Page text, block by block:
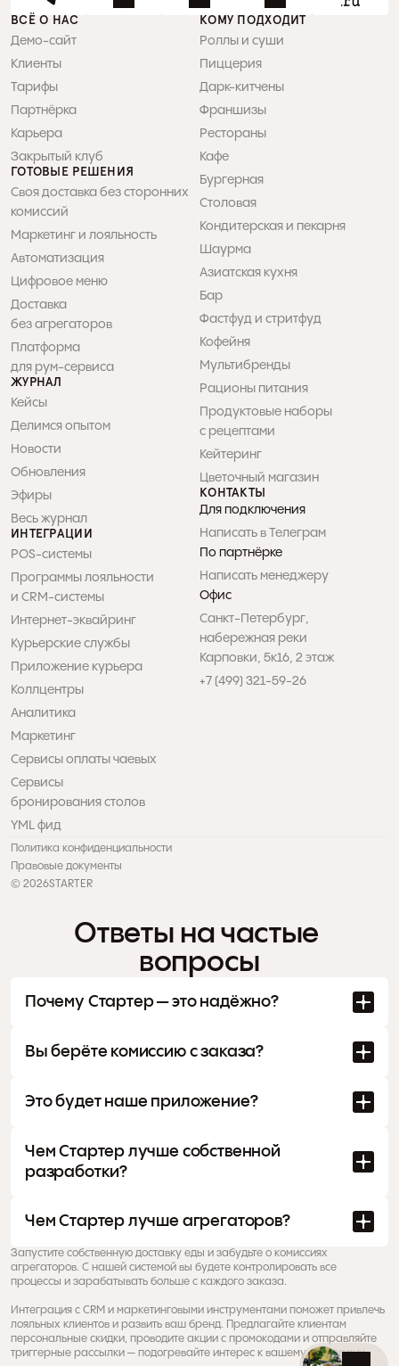
Ответы на частые
вопросы
Почему Стартер — это надёжно?
Вы берёте комиссию с заказа?
Это будет наше приложение?
Чем Стартер лучше собственной
разработки?
Чем Стартер лучше агрегаторов?
Запустите собственную доставку еды и забудьте о комиссиях
агрегаторов. С нашей системой вы будете контролировать все
процессы и зарабатывать больше с каждого заказа.
Интеграция с CRM и маркетинговыми инструментами поможет привлечь
лояльных клиентов и развить ваш бренд. Предлагайте клиентам
персональные скидки, проводите акции с промокодами и отправляйте
триггерные рассылки — подогревайте интерес к вашему ресторану.
ВСЁ О НАС
Демо-сайт
Клиенты
Тарифы
Партнёрка
Карьера
Закрытый клуб
ГОТОВЫЕ РЕШЕНИЯ
Своя доставка без сторонних
комиссий
Маркетинг и лояльность
Автоматизация
Цифровое меню
Доставка
без агрегаторов
Платформа
для рум-сервиса
ЖУРНАЛ
Кейсы
Делимся опытом
Новости
Обновления
Эфиры
Весь журнал
ИНТЕГРАЦИИ
POS-системы
Программы лояльности
и CRM-системы
Интернет-эквайринг
Курьерские службы
Приложение курьера
Коллцентры
Аналитика
Маркетинг
Сервисы оплаты чаевых
Сервисы
бронирования столов
YML фид
КОМУ ПОДХОДИТ
Роллы и суши
Пиццерия
Дарк-китчены
Франшизы
Рестораны
Кафе
Бургерная
Столовая
Кондитерская и пекарня
Шаурма
Азиатская кухня
Бар
Фастфуд и стритфуд
Кофейня
Мультибренды
Рационы питания
Продуктовые наборы
с рецептами
Кейтеринг
Цветочный магазин
КОНТАКТЫ
Для подключения
Написать в Телеграм
По партнёрке
Написать менеджеру
Офис
Санкт-Петербург,
набережная реки
Карповки, 5к16, 2 этаж
+7 (499) 321-59-26
© 2026STARTER
Политика конфиденциальности
Правовые документы